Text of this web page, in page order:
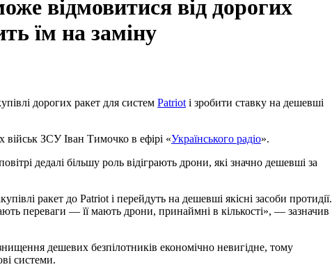
відмовитися від дорогих
їм на заміну
дорогих ракет для систем Patriot і зробити ставку на дешевші
військ ЗСУ Іван Тимочко в ефірі «Українського радіо».
дедалі більшу роль відіграють дрони, які значно дешевші за
ракет до Patriot і перейдуть на дешевші якісні засоби протидії.
переваги — її мають дрони, принаймні в кількості», — зазначив
дешевих безпілотників економічно невигідне, тому
системи.